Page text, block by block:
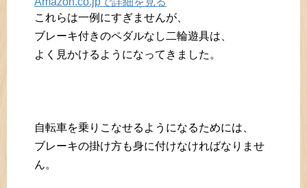
これらは一例にすぎませんが、
ブレーキ付きのペダルなし二輪遊具は、
よく見かけるようになってきました。
自転車を乗りこなせるようになるためには、
ブレーキの掛け方も身に付けなければなりませ
ん。